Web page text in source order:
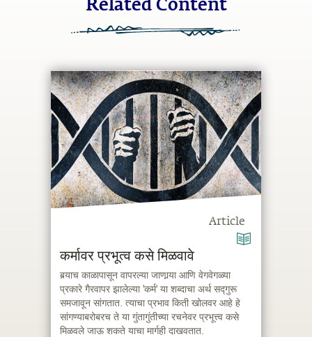
Related Content
Article
कर्मावर प्रभूत्व कसे मिळवावे
बर्‍याच काळापासून वापरल्या जाणार्‍या आणि वेगवेगळ्या
प्रकारे गैरवापर झालेल्या 'कर्म' या शब्दाचा अर्थ सद्गुरू
समजावून सांगतात. त्याचा प्रभाव किती खोलवर आहे हे
सांगण्याबरोबरच ते या गुंतागुंतीच्या रचनेवर प्रभूत्त्व कसे
मिळवले जाऊ शकते याचा मार्गही दाखवतात.